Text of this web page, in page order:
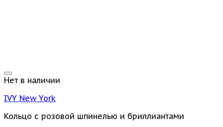
Нет в наличии
IVY New York
Кольцо с розовой шпинелью и бриллиантами